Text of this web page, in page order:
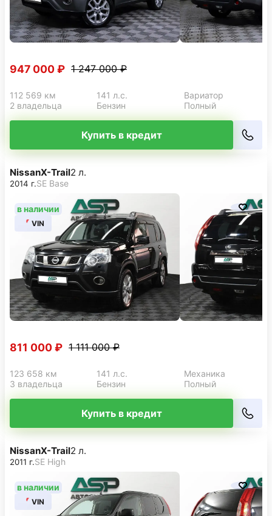
947 000 ₽ 1 247 000 ₽
112 569 км 141 л.с.
Вариатор
2 владельца
Бензин Полный
Купить в кредит
в наличии
VIN
NissanX-Trail2 л.
2014 г.SE Base
811 000 ₽ 1 111 000 ₽
123 658 км 141 л.с.
Механика
3 владельца
Бензин Полный
Купить в кредит
в наличии
VIN
NissanX-Trail2 л.
2011 г.SE High